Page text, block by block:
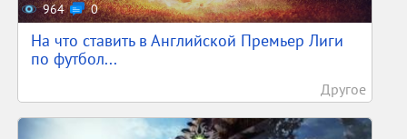
964 0
На что ставить в Английской Премьер Лиги
по футбол...
Другое